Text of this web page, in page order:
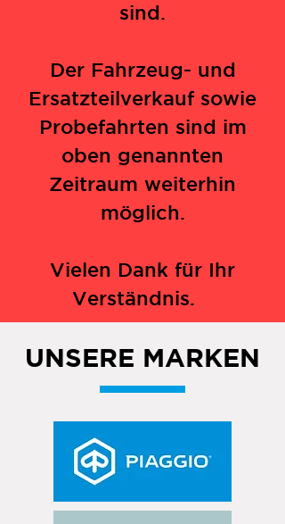
sind.
Der Fahrzeug- und
Ersatzteilverkauf sowie
Probefahrten sind im
oben genannten
Zeitraum weiterhin
möglich.
Vielen Dank für Ihr
Verständnis.
UNSERE MARKEN